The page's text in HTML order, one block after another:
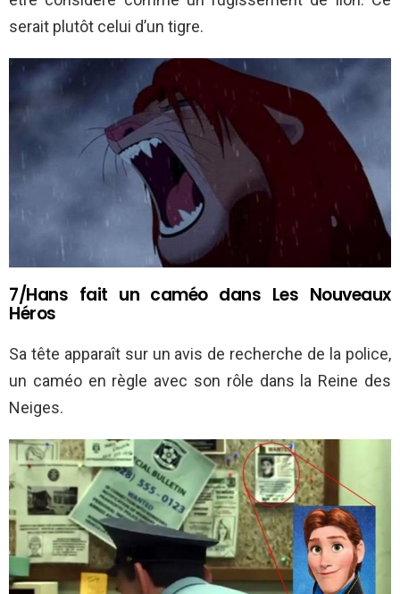
serait plutôt celui d’un tigre.
7/Hans fait un caméo dans Les Nouveaux
Héros
Sa tête apparaît sur un avis de recherche de la police,
un caméo en règle avec son rôle dans la Reine des
Neiges.